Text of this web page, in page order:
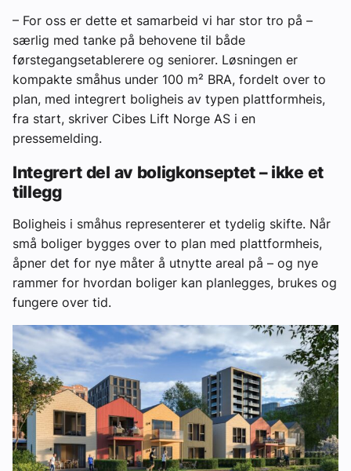
– For oss er dette et samarbeid vi har stor tro på –
særlig med tanke på behovene til både
førstegangsetablerere og seniorer. Løsningen er
kompakte småhus under 100 m² BRA, fordelt over to
plan, med integrert boligheis av typen plattformheis,
fra start, skriver Cibes Lift Norge AS i en
pressemelding.
Integrert del av boligkonseptet – ikke et
tillegg
Boligheis i småhus representerer et tydelig skifte. Når
små boliger bygges over to plan med plattformheis,
åpner det for nye måter å utnytte areal på – og nye
rammer for hvordan boliger kan planlegges, brukes og
fungere over tid.